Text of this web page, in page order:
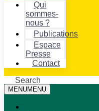
Qui
sommes-
nous ?
Publications
Espace
Presse
Contact
Search
MENUMENU